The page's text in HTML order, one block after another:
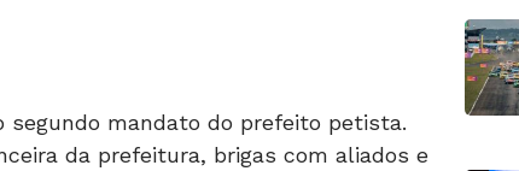
segundo mandato do prefeito petista.
da prefeitura, brigas com aliados e